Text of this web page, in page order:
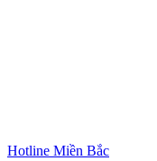
Hotline Miền Bắc